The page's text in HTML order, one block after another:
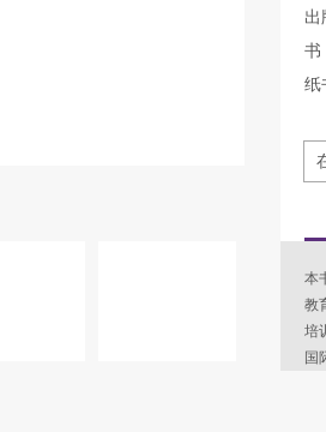
出
纸
本
教
培
国